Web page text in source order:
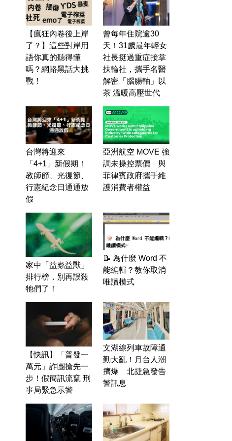
【瘋狂內卷後上岸
了？】這些對岸用
語你真的聽得懂
嗎？網路黑話大挑
戰！
曾每年住院逾30
天！31歲最年輕女
社長挺過重症接掌
扶輪社，攜手名醫
解密「腦腸軸」以
茶 溫暖高壓世代
台灣將迎來
「4+1」新假期！
教師節、光復節、
行憲紀念日通通放
假
亞洲航空 MOVE 強
調未操控票價 與
菲律賓政府攜手維
護消費者權益
家中「益蟲益獸」
排行榜，別再誤殺
牠們了！
📝 為什麼 Word 不
能編輯？教你取消
唯讀模式
【快訊】「普發一
萬元」詐團搶先一
步！假簡訊流竄 刑
事局緊急示警
文湖線列車故障通
勤大亂！月台人潮
擠爆 北捷急發告
警訊息